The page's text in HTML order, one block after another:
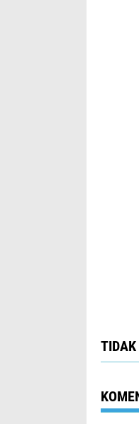
TIDAK